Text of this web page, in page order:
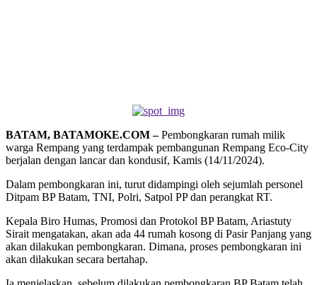
BATAM, BATAMOKE.COM –Pembongkaran rumah milik
warga Rempang yang terdampak pembangunan Rempang Eco-City
berjalan dengan lancar dan kondusif, Kamis (14/11/2024).
Dalam pembongkaran ini, turut didampingi oleh sejumlah personel
Ditpam BP Batam, TNI, Polri, Satpol PP dan perangkat RT.
Kepala Biro Humas, Promosi dan Protokol BP Batam, Ariastuty
Sirait mengatakan, akan ada 44 rumah kosong di Pasir Panjang yang
akan dilakukan pembongkaran. Dimana, proses pembongkaran ini
akan dilakukan secara bertahap.